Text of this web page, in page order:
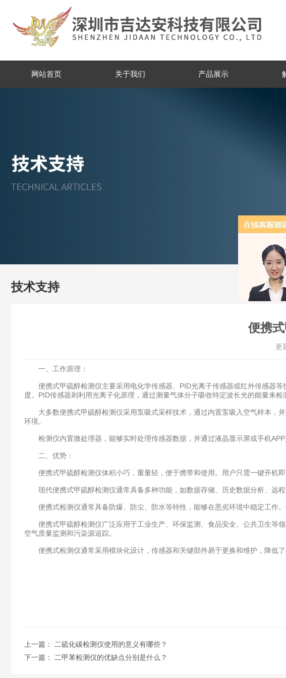
网站首页 关于我们 产品展示
技术支持
便携
更
一、工作原理：
便携式甲硫醇检测仪主要采用电化学传感器、PID光离子传感器或红外传感器等
度。PID传感器则利用光离子化原理，通过测量气体分子吸收特定波长光的能量来检
大多数便携式甲硫醇检测仪采用泵吸式采样技术，通过内置泵吸入空气样本，
环境。
检测仪内置微处理器，能够实时处理传感器数据，并通过液晶显示屏或手机APP
二、优势：
便携式甲硫醇检测仪体积小巧，重量轻，便于携带和使用。用户只需一键开机即
现代便携式甲硫醇检测仪通常具备多种功能，如数据存储、历史数据分析、远程
便携式检测仪通常具备防爆、防尘、防水等特性，能够在恶劣环境中稳定工作。
便携式甲硫醇检测仪广泛应用于工业生产、环保监测、食品安全、公共卫生等领
空气质量监测和污染源追踪。
便携式检测仪通常采用模块化设计，传感器和关键部件易于更换和维护，降低了
上一篇：
二硫化碳检测仪使用的意义有哪些？
下一篇：
二甲苯检测仪的优缺点分别是什么？